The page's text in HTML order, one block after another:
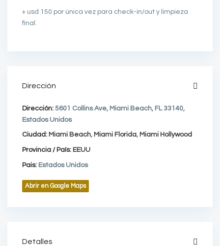
+ usd 150 por única vez para check-in/out y limpieza
final.
Dirección
Dirección: 5601 Collins Ave, Miami Beach, FL 33140,
Estados Unidos
Ciudad: Miami Beach, Miami Florida, Miami Hollywood
Provincia / País: EEUU
Pais: Estados Unidos
Abrir en Google Maps
Detalles